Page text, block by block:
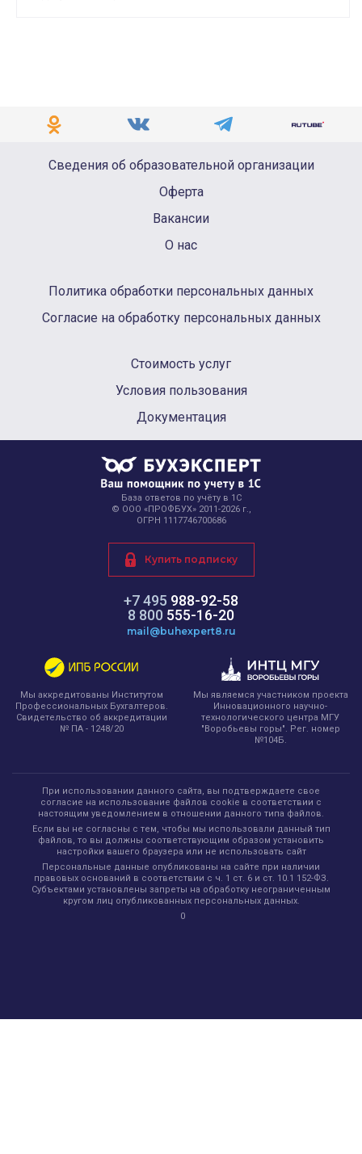
Сведения об образовательной организации
Оферта
Вакансии
О нас
Политика обработки персональных данных
Согласие на обработку персональных данных
Стоимость услуг
Условия пользования
Документация
База ответов по учёту в 1С
© ООО «ПРОФБУХ» 2011-2026 г.,
ОГРН 1117746700686
+7 495 988-92-58
8 800 555-16-20
mail@buhexpert8.ru
Купить подписку
Мы аккредитованы Институтом
Профессиональных Бухгалтеров.
Свидетельство об аккредитации
№ ПА - 1248/20
Мы являемся участником проекта
Инновационного научно-
технологического центра МГУ
"Воробьевы горы". Рег. номер
№104Б.
При использовании данного сайта, вы подтверждаете свое
согласие на использование файлов cookie в соответствии с
настоящим уведомлением в отношении данного типа файлов.
Если вы не согласны с тем, чтобы мы использовали данный тип
файлов, то вы должны соответствующим образом установить
настройки вашего браузера или не использовать сайт
Персональные данные опубликованы на сайте при наличии
правовых оснований в соответствии с ч. 1 ст. 6 и ст. 10.1 152-ФЗ.
Субъектами установлены запреты на обработку неограниченным
кругом лиц опубликованных персональных данных.
0